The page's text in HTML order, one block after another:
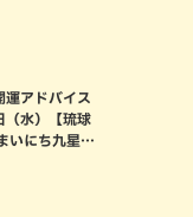
運アドバイス
水）【琉球
いにち九星気